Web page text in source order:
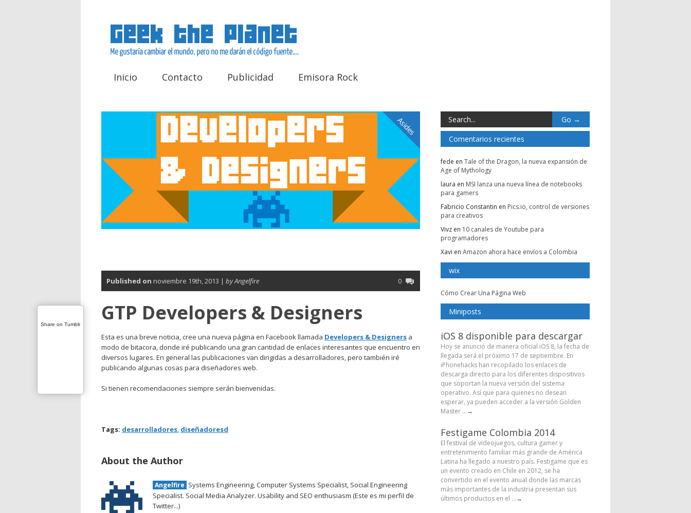
Inicio Contacto Publicidad Emisora Rock
Asides
Published on noviembre 19th, 2013 | by Angelfire 0
GTP Developers & Designers
Esta es una breve noticia, cree una nueva página en Facebook llamada Developers & Designers a
modo de bitacora, donde iré publicando una gran cantidad de enlaces interesantes que encuentro en
diversos lugares. En general las publicaciones van dirigidas a desarrolladores, pero también iré
publicando algunas cosas para diseñadores web.
Si tienen recomendaciones siempre serán bienvenidas.
Tags: desarrolladores, diseñadoresd
About the Author
Angelfire Systems Engineering, Computer Systems Specialist, Social Engineering
Specialist. Social Media Analyzer. Usability and SEO enthusiasm (Este es mi perfil de
Twitter...)
Comentarios recientes
fede en Tale of the Dragon, la nueva expansión de
Age of Mythology
laura en MSI lanza una nueva línea de notebooks
para gamers
Fabricio Constantin en Pics.io, control de versiones
para creativos
Vivz en 10 canales de Youtube para
programadores
Xavi en Amazon ahora hace envíos a Colombia
wix
Cómo Crear Una Página Web
Miniposts
iOS 8 disponible para descargar
Hoy se anunció de manera oficial iOS 8, la fecha de
llegada será el próximo 17 de septiembre. En
iPhonehacks han recopilado los enlaces de
descarga directo para los diferentes dispositivos
que soportan la nueva versión del sistema
operativo. Así que para quienes no desean
esperar, ya pueden acceder a la versión Golden
Master ...→
Festigame Colombia 2014
El festival de videojuegos, cultura gamer y
entretenimiento familiar más grande de América
Latina ha llegado a nuestro país. Festigame que es
un evento creado en Chile en 2012, se ha
convertido en el evento anual donde las marcas
más importantes de la industria presentan sus
últimos productos en el ...→
Share on Tumblr